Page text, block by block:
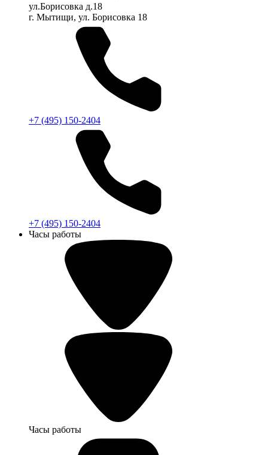
ул.Борисовка д.18
г. Мытищи, ул. Борисовка 18
+7 (495) 150-2404
+7 (495) 150-2404
Часы работы
Часы работы